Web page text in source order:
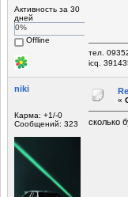
Активность за 30
дней
0%
Offline
тел.
icq.
niki
Карма: +1/-0
Сообщений: 323
«
сколько